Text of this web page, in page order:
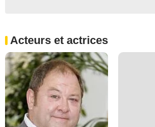
Acteurs et actrices